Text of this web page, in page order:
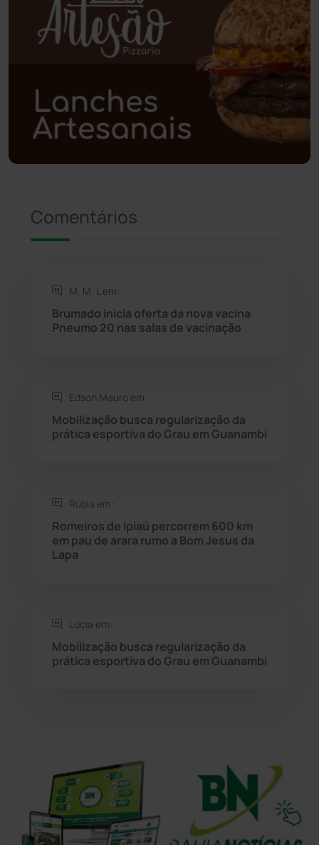
Poções (182)
Polícia Civil (59)
Polícia Militar (27)
Política (03)
Presidente Jânio Qu... (125)
Rio de Contas
Rio do Antônio
Rio do Pires
Seabra
Sebastião Laranjeiras (96)
Sudoeste Baiano
Tanhaçu
Comentários
M. M. L em:
Brumado inicia oferta da nova vacina
Pneumo 20 nas salas de vacinação
Edson Mauro em:
Mobilização busca regularização da
prática esportiva do Grau em Guanambi
Rúbia em:
Romeiros de Ipiaú percorrem 600 km
em pau de arara rumo a Bom Jesus da
Lapa
Lúcia em:
Mobilização busca regularização da
prática esportiva do Grau em Guanambi